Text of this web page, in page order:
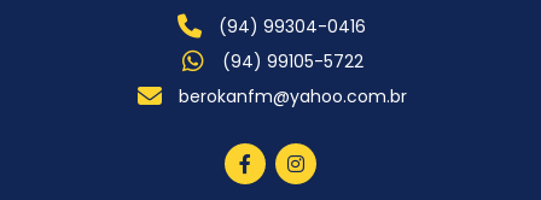
(94) 99304-0416
(94) 99105-5722
berokanfm@yahoo.com.br